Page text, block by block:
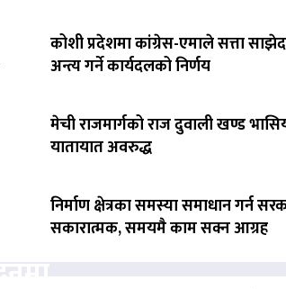
कोशी प्रदेशमा कांग्रेस-एमाले सत्ता
अन्त्य गर्ने कार्यदलको निर्णय
मेची राजमार्गको राज दुवाली खण्ड
यातायात अवरुद्ध
निर्माण क्षेत्रका समस्या समाधान गर्न
सकारात्मक, समयमै काम सक्न आग्रह